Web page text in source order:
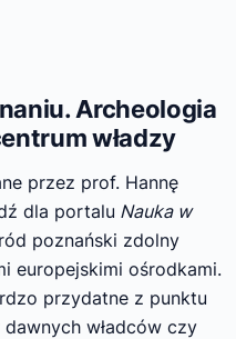
Archeologia
władzy
przez prof. Hannę
dla portalu Nauka w
poznański zdolny
europejskimi ośrodkami.
przydatne z punktu
władców czy